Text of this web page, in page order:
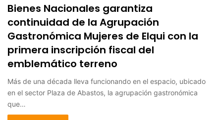
Bienes Nacionales garantiza
continuidad de la Agrupación
Gastronómica Mujeres de Elqui con la
primera inscripción fiscal del
emblemático terreno
Más de una década lleva funcionando en el espacio, ubicado
en el sector Plaza de Abastos, la agrupación gastronómica
que…